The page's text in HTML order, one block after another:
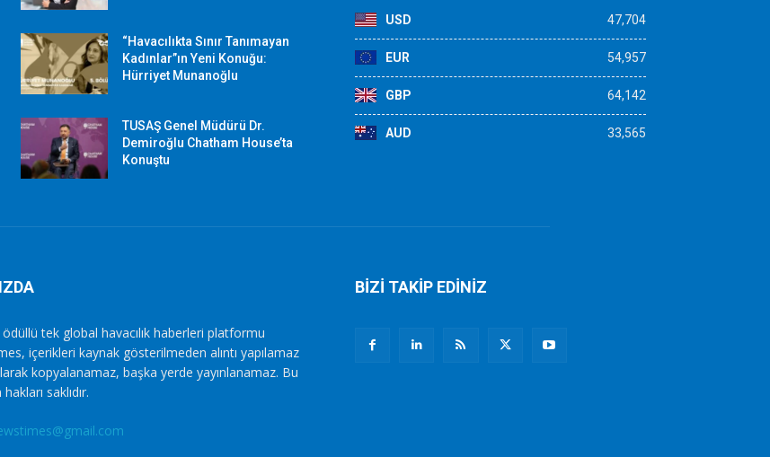
“Havacılıkta Sınır Tanımayan
Kadınlar”ın Yeni Konuğu:
Hürriyet Munanoğlu
TUSAŞ Genel Müdürü Dr.
Demiroğlu Chatham House’ta
Konuştu
USD 47,704
EUR 54,957
GBP 64,142
AUD 33,565
tek global havacılık haberleri platformu
içerikleri kaynak gösterilmeden alıntı yapılamaz
kopyalanamaz, başka yerde yayınlanamaz. Bu
saklıdır.
BİZİ TAKİP EDİNİZ